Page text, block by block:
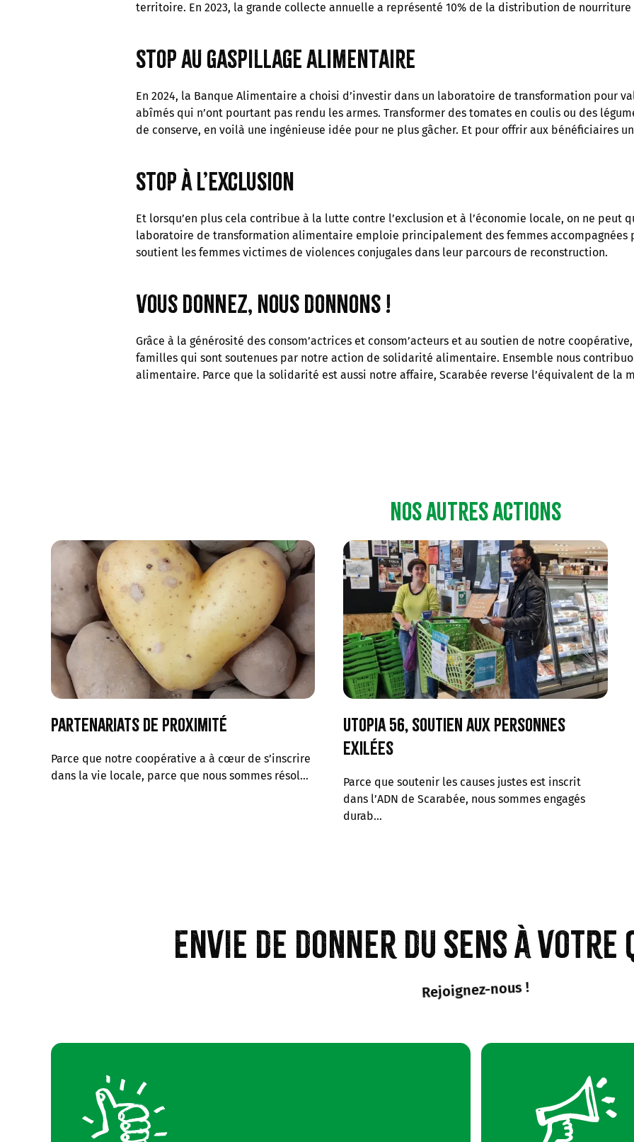
territoire. En 2023, la grande collecte annuelle a représenté 10% de la distribution de
Stop au gaspillage alimentaire
En 2024, la Banque Alimentaire a choisi d’investir dans un laboratoire de transformation pour
abîmés qui n’ont pourtant pas rendu les armes. Transformer des tomates en coulis ou des
de conserve, en voilà une ingénieuse idée pour ne plus gâcher. Et pour offrir aux bénéficiaires
Stop à l’exclusion
Et lorsqu’en plus cela contribue à la lutte contre l’exclusion et à l’économie locale, on ne peut
laboratoire de transformation alimentaire emploie principalement des femmes accompagnées
soutient les femmes victimes de violences conjugales dans leur parcours de reconstruction.
Vous donnez, nous donnons !
Grâce à la générosité des consom’actrices et consom’acteurs et au soutien de notre
familles qui sont soutenues par notre action de solidarité alimentaire. Ensemble nous
alimentaire. Parce que la solidarité est aussi notre affaire, Scarabée reverse l’équivalent de la
Nos autres actions
Partenariats de proximité
Parce que notre coopérative a à cœur de s’inscrire
dans la vie locale, parce que nous sommes résol…
Utopia 56, soutien aux personnes
exilées
Parce que soutenir les causes justes est inscrit
dans l’ADN de Scarabée, nous sommes engagés
durab…
Envie de donner du sens à votre
Rejoignez-nous !